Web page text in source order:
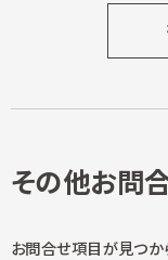
その他お問
お問合せ項目が見つか